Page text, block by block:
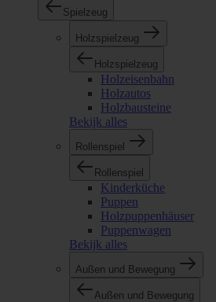
Spielzeug
Holzspielzeug
Holzspielzeug
Holzeisenbahn
Holzautos
Holzbausteine
Bekijk alles
Rollenspiel
Rollenspiel
Kinderküche
Puppen
Holzpuppenhäuser
Puppenwagen
Bekijk alles
Außen und Bewegung
Außen und Bewegung